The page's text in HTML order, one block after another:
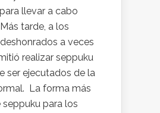
llevar a cabo
tarde, a los
a veces
realizar seppuku
ser ejecutados de la
La forma más
para los